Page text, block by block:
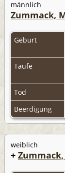
männlich
Zummack,
Geburt
Taufe
Tod
Beerdigung
weiblich
+